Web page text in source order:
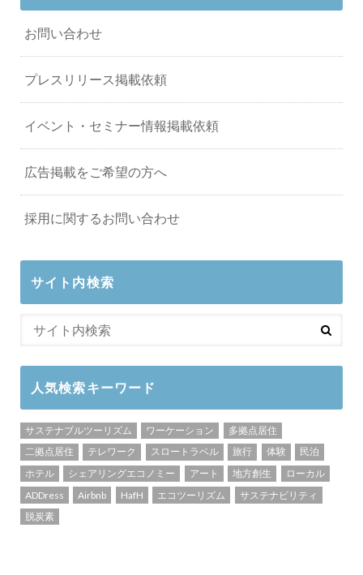
お問い合わせ
プレスリリース掲載依頼
イベント・セミナー情報掲載依頼
広告掲載をご希望の方へ
採用に関するお問い合わせ
サイト内検索
人気検索キーワード
サステナブルツーリズム ワーケーション
多拠点居住
二拠点居住
テレワーク スロートラベル 旅行 体験
民泊
ホテル
シェアリングエコノミー アート 地方創生
ローカル
ADDress
Airbnb HafH エコツーリズム
サステナビリティ
脱炭素